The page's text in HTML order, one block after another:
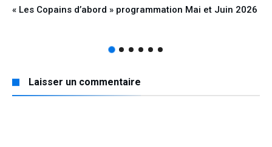
« Les Copains d’abord » programmation Mai et Juin 2026
Laisser un commentaire